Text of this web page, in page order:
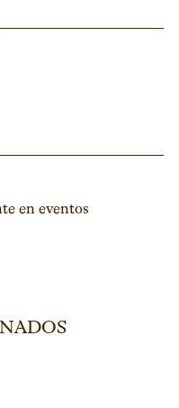
en eventos